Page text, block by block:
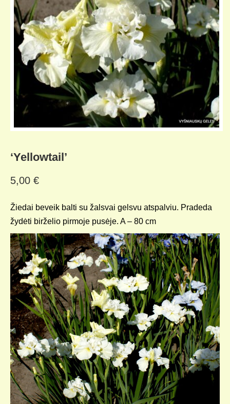
‘Yellowtail’
5,00 €
Žiedai beveik balti su žalsvai gelsvu atspalviu. Pradeda
žydėti birželio pirmoje pusėje. A – 80 cm